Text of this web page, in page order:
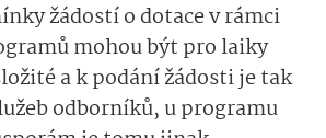
žádostí o dotace v rámci
mohou být pro laiky
a k podání žádosti je tak
odborníků, u programu